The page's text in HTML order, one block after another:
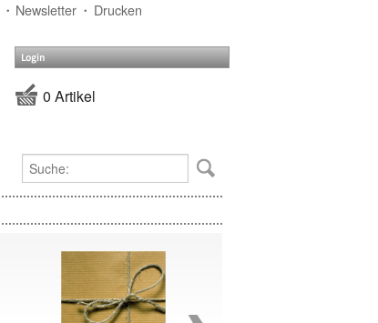
Newsletter Drucken
Login
0 Artikel